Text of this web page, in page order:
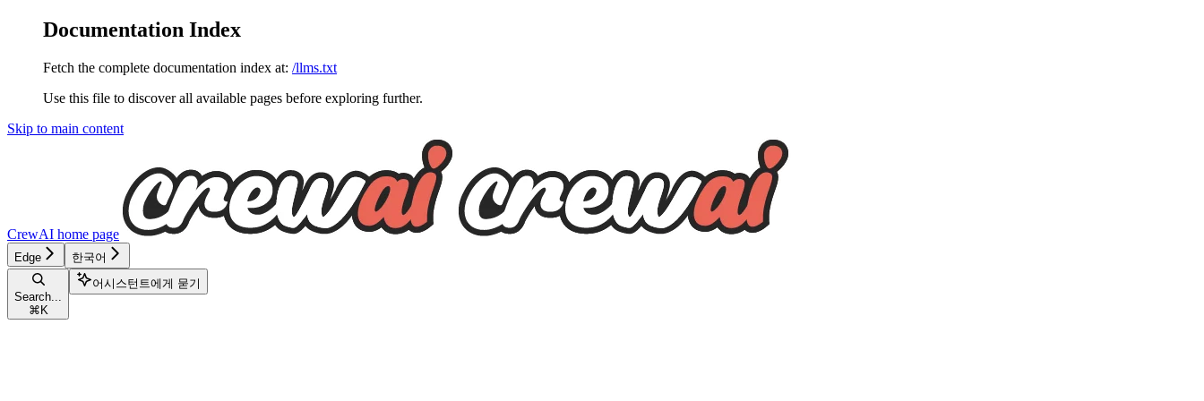
Documentation Index
Fetch the complete documentation index at: /llms.txt
Use this file to discover all available pages before exploring further.
Skip to main content
CrewAI home page
Edge 한국어
Search...
⌘ K
어시스턴트에게 묻기